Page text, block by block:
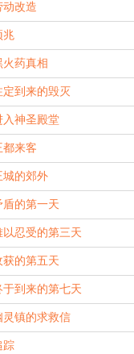
动改造
兆
火药真相
定到来的毁灭
入神圣殿堂
都来客
城的郊外
盾的第一天
以忍受的第三天
获的第五天
于到来的第七天
灵镇的求救信
踪